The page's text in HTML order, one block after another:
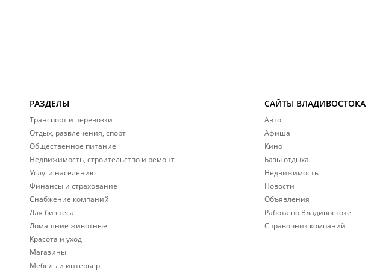
РАЗДЕЛЫ
Транспорт и перевозки
Отдых, развлечения, спорт
Общественное питание
Недвижимость, строительство и ремонт
Услуги населению
Финансы и страхование
Снабжение компаний
Для бизнеса
Домашние животные
Красота и уход
Магазины
Мебель и интерьер
САЙТЫ ВЛАДИВОСТОКА
Авто
Афиша
Кино
Базы отдыха
Недвижимость
Новости
Объявления
Работа во Владивостоке
Справочник компаний